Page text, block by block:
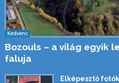
Kedvenc
Bozouls – a világ egyik
faluja
Elképesztő